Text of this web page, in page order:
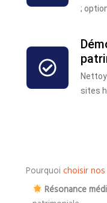
;
sites
Pourquoi choisir
Résonance